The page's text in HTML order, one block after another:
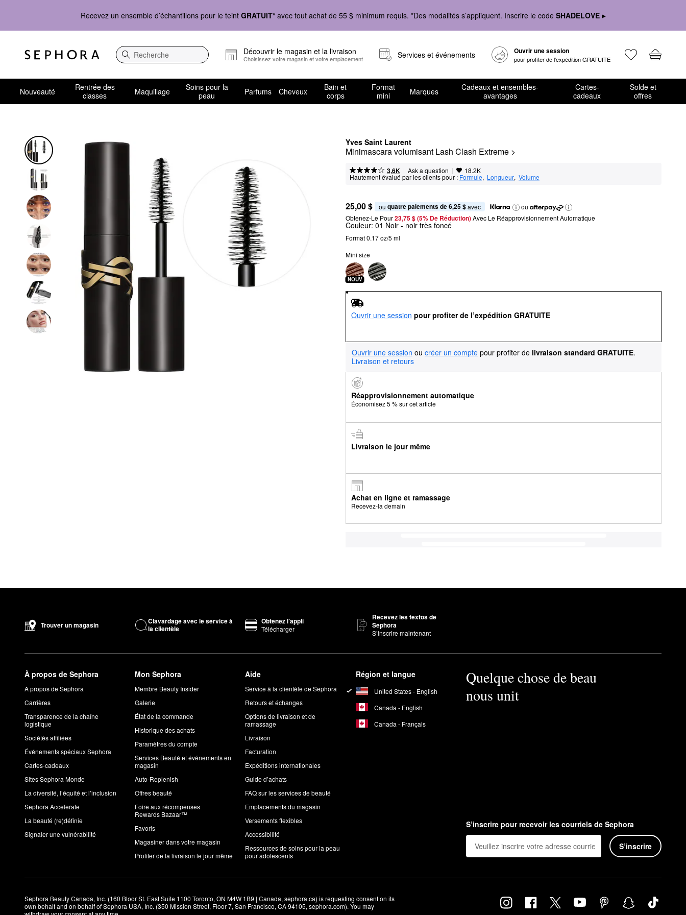
Recevez un ensemble d’échantillons pour le teint GRATUIT* avec tout achat de 55 $ minimum requis. *Des modalités s’appliquent. Inscrire le code SHADELOVE ▸
Recherche
Découvrir le magasin et la livraison
Choisissez votre magasin et votre emplacement Services et événements Ouvrir une session
pour profiter de l’expédition GRATUITE
Nouveauté
Rentrée des
classes
Maquillage
Soins pour la
peau
Parfums Cheveux
Bain et
corps
Format
mini
Marques
Cadeaux et ensembles-
avantages
Cartes-
cadeaux
Solde et
offres
Yves Saint Laurent
Minimascara volumisant Lash Clash Extreme >
3,6K | Ask a question | 18.2K
Hautement évalué par les clients pour : Formule, Longueur, Volume
25,00 $ ou quatre paiements de 6,25 $ avec
ou
Obtenez-Le Pour23,75 $ (5% De Réduction) Avec Le Réapprovisionnement Automatique
Couleur: 01 Noir - noir très foncé
Format 0.17 oz/5 ml
Mini size
NOUV
Ouvrir une session pour profiter de l’expédition GRATUITE
Ouvrir une session ou créer un compte pour profiter de livraison standard GRATUITE.
Livraison et retours
Réapprovisionnement automatique
Économisez 5 % sur cet article
Livraison le jour même
Achat en ligne et ramassage
Recevez-la demain
Trouver un magasin
Clavardage avec le service à
la clientèle
Obtenez l’appli
Télécharger
Recevez les textos de
Sephora
S’inscrire maintenant
À propos de Sephora
À propos de Sephora
Carrières
Transparence de la chaîne
logistique
Sociétés affiliées
Événements spéciaux Sephora
Cartes-cadeaux
Sites Sephora Monde
La diversité, l’équité et l’inclusion
Sephora Accelerate
La beauté (re)définie
Signaler une vulnérabilité
Mon Sephora
Membre Beauty Insider
Galerie
État de la commande
Historique des achats
Paramètres du compte
Services Beauté et événements en
magasin
Auto-Replenish
Offres beauté
Foire aux récompenses
Rewards Bazaar™
Favoris
Magasiner dans votre magasin
Profiter de la livraison le jour même
Aide
Service à la clientèle de Sephora
Retours et échanges
Options de livraison et de
ramassage
Livraison
Facturation
Expéditions internationales
Guide d’achats
FAQ sur les services de beauté
Emplacements du magasin
Versements flexibles
Accessibilité
Ressources de soins pour la peau
pour adolescents
Région et langue
United States - English
Canada - English
Canada - Français
Quelque chose de beau
nous unit
S’inscrire pour recevoir les courriels de Sephora
S’inscrire
Sephora Beauty Canada, Inc. (160 Bloor St. East Suite 1100 Toronto, ON M4W 1B9 | Canada, sephora.ca) is requesting consent on its
own behalf and on behalf of Sephora USA, Inc. (350 Mission Street, Floor 7, San Francisco, CA 94105, sephora.com). You may